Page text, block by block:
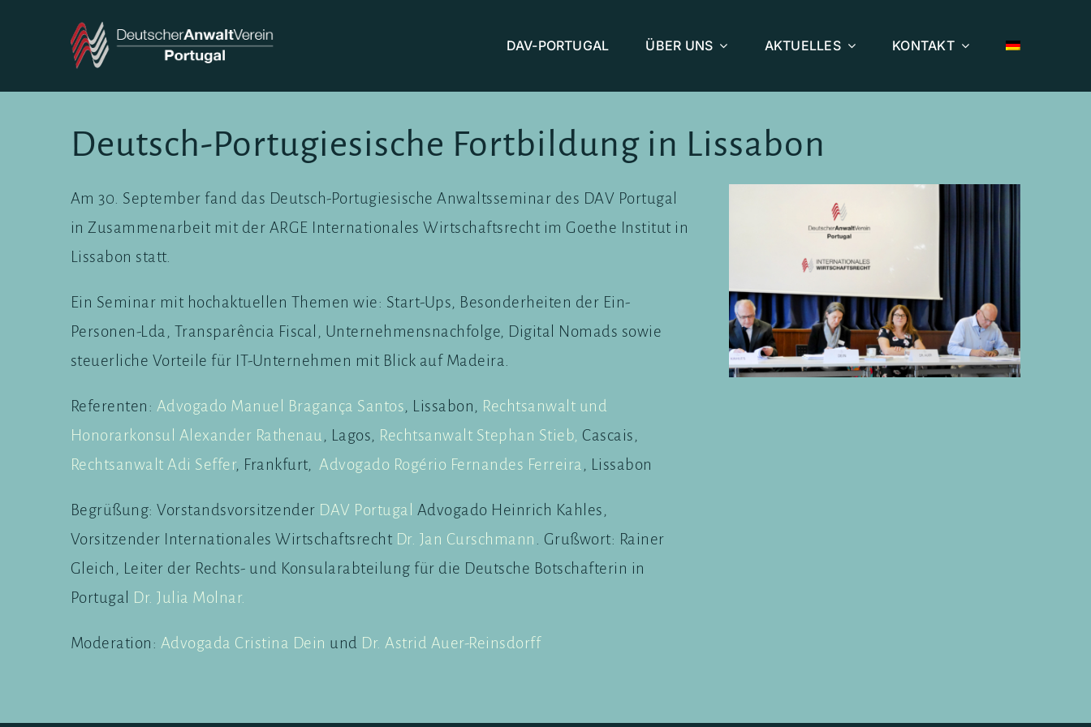
DAV-PORTUGAL ÜBER UNS AKTUELLES KONTAKT
Deutsch-Portugiesische Fortbildung in Lissabon
Am 30. September fand das Deutsch-Portugiesische Anwaltsseminar des DAV Portugal
in Zusammenarbeit mit der ARGE Internationales Wirtschaftsrecht im Goethe Institut in
Lissabon statt.
Ein Seminar mit hochaktuellen Themen wie: Start-Ups, Besonderheiten der Ein-
Personen-Lda, Transparência Fiscal, Unternehmensnachfolge, Digital Nomads sowie
steuerliche Vorteile für IT-Unternehmen mit Blick auf Madeira.
Referenten: Advogado Manuel Bragança Santos, Lissabon, Rechtsanwalt und
Honorarkonsul Alexander Rathenau , Lagos, Rechtsanwalt Stephan Stieb, Cascais,
Rechtsanwalt Adi Seffer, Frankfurt, Advogado Rogério Fernandes Ferreira , Lissabon
Begrüßung: Vorstandsvorsitzender DAV Portugal
Advogado Heinrich Kahles,
Vorsitzender Internationales Wirtschaftsrecht Dr. Jan Curschmann
. Grußwort: Rainer
Gleich, Leiter der Rechts- und Konsularabteilung für die Deutsche Botschafterin in
Portugal
Dr. Julia Molnar.
Moderation: Advogada Cristina Dein und Dr. Astrid Auer-Reinsdorff